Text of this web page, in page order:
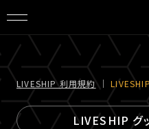
会員登録
LIVESHIP 利⽤規約｜
LIVESHIP グ